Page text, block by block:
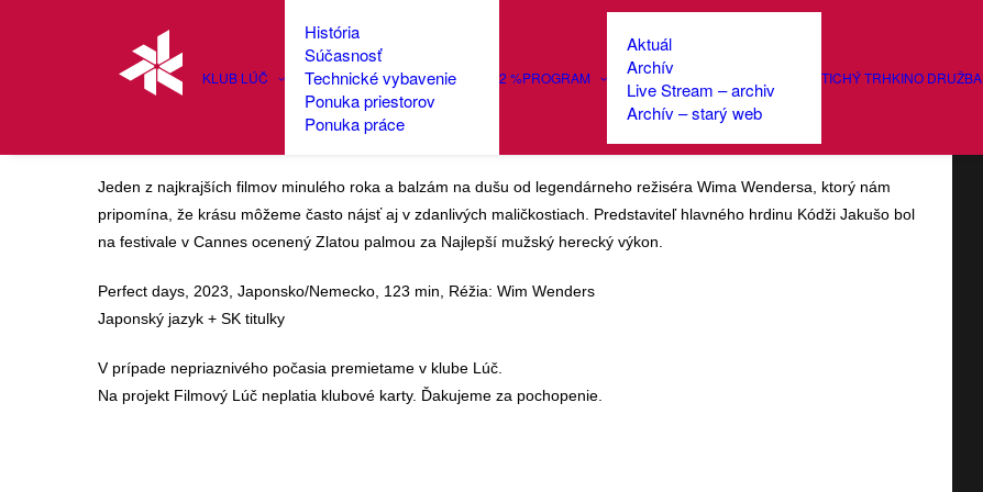
KLUB LÚČ
História
Súčasnosť
Technické vybavenie
Ponuka priestorov
Ponuka práce
2 %PROGRAM
Aktuál
Archív
Live Stream – archiv
Archív – starý web
TICHÝ TRHKINO DRUŽBA
Filmový Lúč: Dokonalé dni (2023, JAP/DE)
Jeden z najkrajších filmov minulého roka a balzám na dušu od legendárneho režiséra Wima Wendersa, ktorý nám
pripomína, že krásu môžeme často nájsť aj v zdanlivých maličkostiach. Predstaviteľ hlavného hrdinu Kódži Jakušo bol
na festivale v Cannes ocenený Zlatou palmou za Najlepší mužský herecký výkon.
Perfect days, 2023, Japonsko/Nemecko, 123 min, Réžia: Wim Wenders
Japonský jazyk + SK titulky
V prípade nepriaznivého počasia premietame v klube Lúč.
Na projekt Filmový Lúč neplatia klubové karty. Ďakujeme za pochopenie.